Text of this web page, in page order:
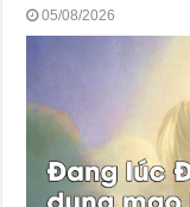
05/08/2026